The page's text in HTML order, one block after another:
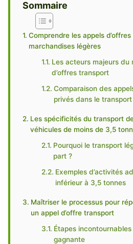
Sommaire
Comprendre les appels
marchandises légères
Les acteurs majeurs du
d’offres transport
Comparaison des
privés dans le transport
Les spécificités du transport
véhicules de moins de 3,5
Pourquoi le transport
part ?
Exemples d’activités
inférieur à 3,5 tonnes
Maîtriser le processus pour
un appel d’offre transport
Étapes
gagnante